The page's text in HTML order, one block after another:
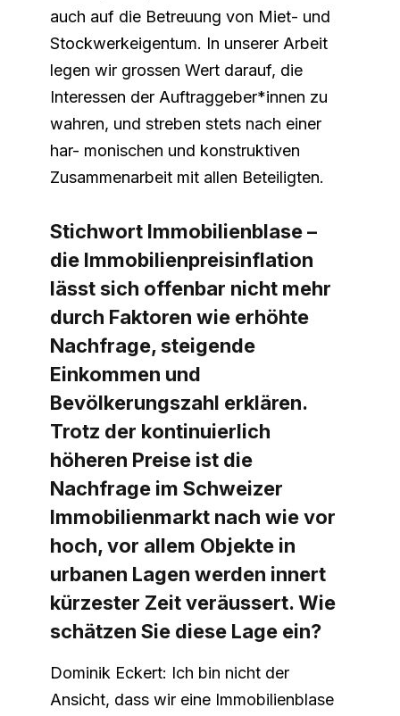
auch auf die Betreuung von Miet- und
Stockwerkeigentum. In unserer Arbeit
legen wir grossen Wert darauf, die
Interessen der Auftraggeber*innen zu
wahren, und streben stets nach einer
har- monischen und konstruktiven
Zusammenarbeit mit allen Beteiligten.
Stichwort Immobilienblase –
die Immobilienpreisinflation
lässt sich offenbar nicht mehr
durch Faktoren wie erhöhte
Nachfrage, steigende
Einkommen und
Bevölkerungszahl erklären.
Trotz der kontinuierlich
höheren Preise ist die
Nachfrage im Schweizer
Immobilienmarkt nach wie vor
hoch, vor allem Objekte in
urbanen Lagen werden innert
kürzester Zeit veräussert. Wie
schätzen Sie diese Lage ein?
Dominik Eckert: Ich bin nicht der
Ansicht, dass wir eine Immobilienblase